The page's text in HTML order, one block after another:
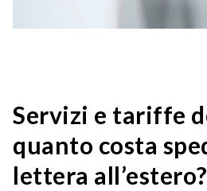
Servizi e tariffe
quanto costa
lettera all’estero?